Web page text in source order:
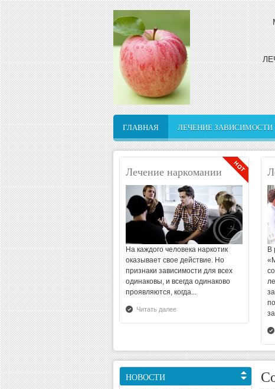
ГЛАВНАЯ ЛЕЧЕНИЕ ЗАВИСИМОСТИ
ЛЕЧЕНИЕ НАРКОМАНИИ
Детоксикация
Реабилитация зависимых
Лечение наркомании
На каждого человека наркотик
оказывает свое действие. Но
признаки зависимости для всех
одинаковы, и всегда одинаково
проявляются, когда...
Читать далее
В
НОВОСТИ